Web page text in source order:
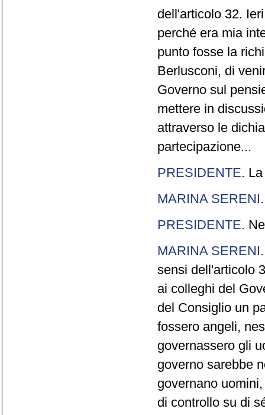
dell'articolo 32.
perché era mia
punto fosse la
Berlusconi, di
Governo sul
mettere in
attraverso le
partecipazione...
PRESIDENTE.
MARINA SERENI
PRESIDENTE.
MARINA SERENI
sensi dell'articolo
ai colleghi del
del Consiglio un
fossero angeli,
governassero gli
governo sarebbe
governano
di controllo su di